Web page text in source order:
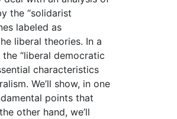
the “solidarist
labeled as
liberal theories. In a
“liberal democratic
characteristics
We’ll show, in one
points that
other hand, we’ll